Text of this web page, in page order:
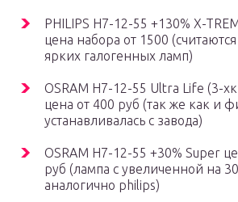
PHILIPS H7-12-55 +130% X-
цена набора от 1500
ярких галогенных ламп)
OSRAM H7-12-55 Ultra Life (3-
цена от 400 руб (так же как и
устанавливалась с завода)
OSRAM H7-12-55 +30% Super
руб (лампа с увеличенной на
аналогично philips)